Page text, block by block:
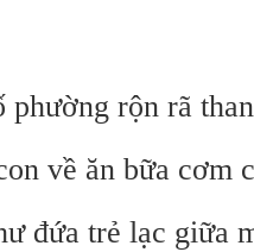
rộn rã
về ăn bữa cơm
đứa trẻ lạc giữa